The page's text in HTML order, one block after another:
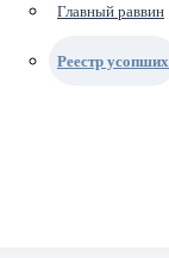
Главный раввин
Реестр усопших